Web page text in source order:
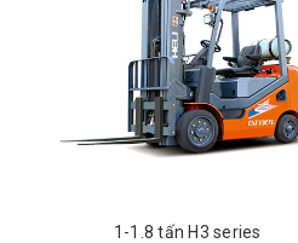
1-1.8 tấn H3 series